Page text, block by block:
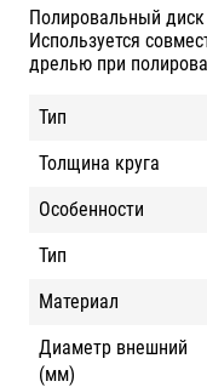
Полировальный диск
Используется
дрелью при
Тип
Толщина круга
Особенности
Тип
Материал
Диаметр внешний
(мм)